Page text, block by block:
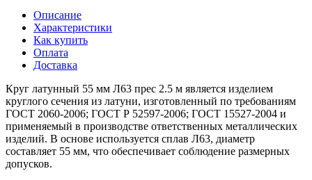
Описание
Характеристики
Как купить
Оплата
Доставка
Круг латунный 55 мм Л63 прес 2.5 м является изделием
круглого сечения из латуни, изготовленный по требованиям
ГОСТ 2060-2006; ГОСТ Р 52597-2006; ГОСТ 15527-2004 и
применяемый в производстве ответственных металлических
изделий. В основе используется сплав Л63, диаметр
составляет 55 мм, что обеспечивает соблюдение размерных
допусков.